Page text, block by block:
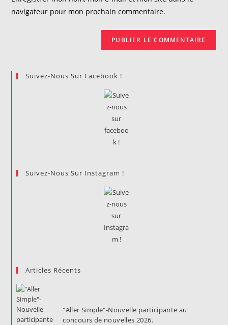
(facultatif)
navigateur pour mon prochain commentaire.
Suivez-Nous Sur Facebook !
Suivez-Nous Sur Instagram !
Articles Récents
"Aller Simple"-Nouvelle participante au
concours de nouvelles 2026.